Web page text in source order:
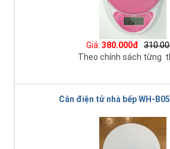
Giá: 380.000đ
Theo chính sách từng
Cân điện tử nhà bếp WH-